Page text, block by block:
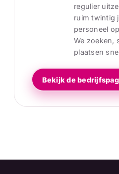
regulier
ruim twintig
personeel
We zoeken,
plaatsen
Bekijk de